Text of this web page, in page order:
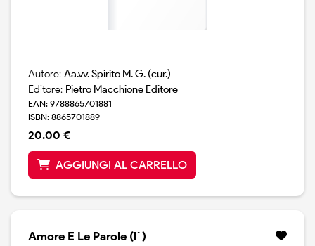
Autore: Aa.vv. Spirito M. G. (cur.)
Editore: Pietro Macchione Editore
EAN: 9788865701881
ISBN: 8865701889
20.00 €
AGGIUNGI AL CARRELLO
Amore E Le Parole (l`)